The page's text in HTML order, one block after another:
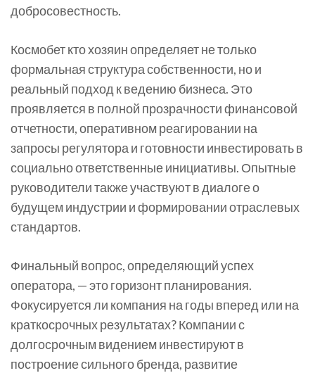
добросовестность.
Космобет кто хозяин определяет не только
формальная структура собственности, но и
реальный подход к ведению бизнеса. Это
проявляется в полной прозрачности финансовой
отчетности, оперативном реагировании на
запросы регулятора и готовности инвестировать в
социально ответственные инициативы. Опытные
руководители также участвуют в диалоге о
будущем индустрии и формировании отраслевых
стандартов.
Финальный вопрос, определяющий успех
оператора, — это горизонт планирования.
Фокусируется ли компания на годы вперед или на
краткосрочных результатах? Компании с
долгосрочным видением инвестируют в
построение сильного бренда, развитие